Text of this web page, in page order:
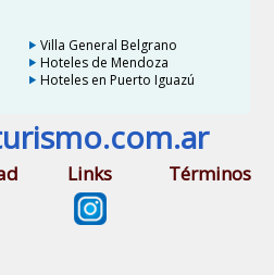
Villa General Belgrano
Hoteles de Mendoza
Hoteles en Puerto Iguazú
Links Términos